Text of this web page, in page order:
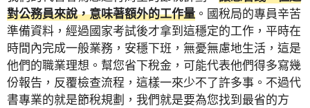
對公務員來說，意味著額外的工作量 。國稅局的專員辛苦
準備資料，經過國家考試後才拿到這穩定的工作，平時在
時間內完成一般業務，安穩下班，無憂無慮地生活，這是
他們的職業理想。幫您省下稅金，可能代表他們得多寫幾
份報告，反覆檢查流程，這樣一來少不了許多事。不過代
書專業的就是節稅規劃，我們就是要為您找到最省的方